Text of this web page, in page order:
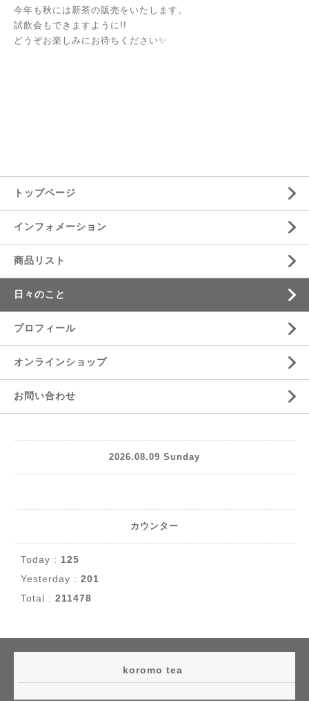
今年も秋には新茶の販売をいたします。
試飲会もできますように!!
どうぞお楽しみにお待ちください✨
トップページ
インフォメーション
商品リスト
日々のこと
プロフィール
オンラインショップ
お問い合わせ
2026.08.09 Sunday
カウンター
Today : 125
Yesterday : 201
Total : 211478
koromo tea